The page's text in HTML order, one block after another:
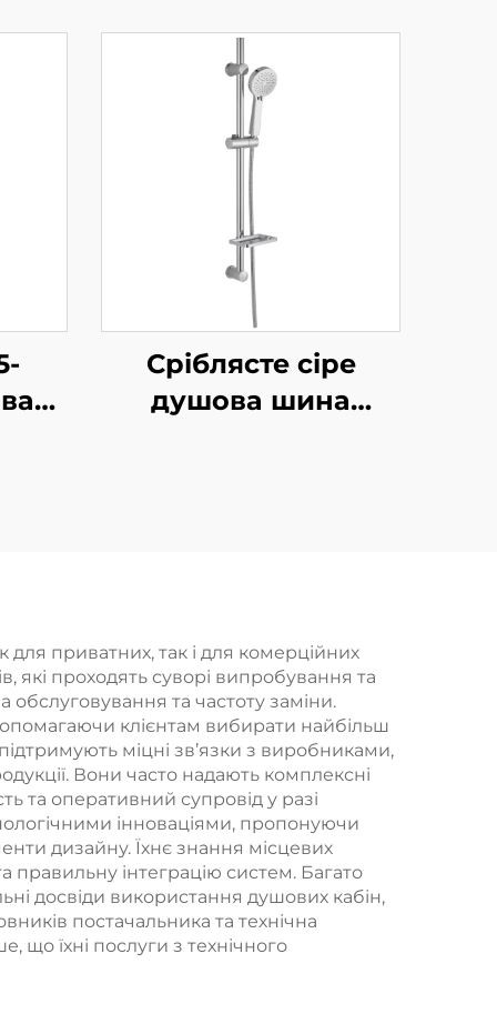
Сріблясте сіре
душова шина
приватних, так і для комерційних
які проходять суворі випробування та
обслуговування та частоту заміни.
клієнтам вибирати найбільш
міцні зв’язки з виробниками,
Вони часто надають комплексні
та оперативний супровід у разі
інноваціями, пропонуючи
дизайну. Їхнє знання місцевих
правильну інтеграцію систем. Багато
досвіди використання душових кабін,
постачальника та технічна
що їхні послуги з технічного